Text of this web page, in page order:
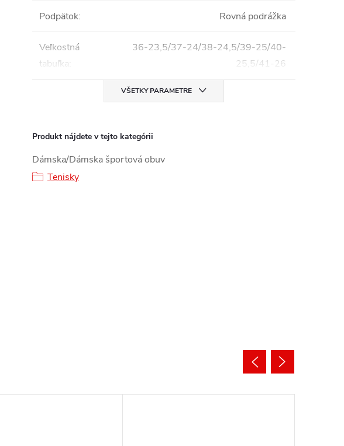
Podpätok: Rovná podrážka
Veľkostná
tabuľka:
36-23,5/37-24/38-24,5/39-25/40-
25,5/41-26
VŠETKY PARAMETRE
Produkt nájdete v tejto kategórii
Dámska/Dámska športová obuv
Tenisky